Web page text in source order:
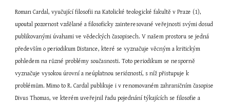
Roman Cardal, vyučující filosofii na Katolické teologické fakultě v Praze (1),
upoutal pozornost vzdělané a filosoficky zainteresované veřejnosti svými dosud
publikovanými úvahami ve vědeckých časopisech. V našem prostoru se jedná
především o periodikum Distance, které se vyznačuje věcným a kritickým
pohledem na různé problémy současnosti. Toto periodikum se nesporně
vyznačuje vysokou úrovní a neúplatnou seriózností, s níž přistupuje k
problémům. Mimo to R. Cardal publikuje i v renomovaném zahraničním časopise
Divus Thomas, ve kterém uveřejnil řadu pojednání týkajících se filosofie a